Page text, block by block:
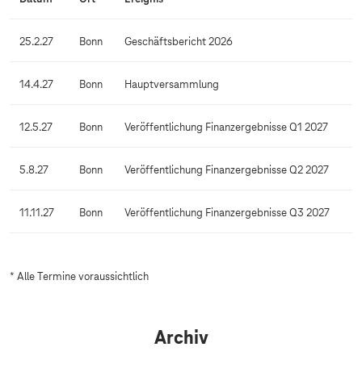
25.2.27 Bonn Geschäftsbericht 2026
14.4.27 Bonn Hauptversammlung
12.5.27 Bonn Veröffentlichung Finanzergebnisse Q1 2027
5.8.27 Bonn Veröffentlichung Finanzergebnisse Q2 2027
11.11.27 Bonn Veröffentlichung Finanzergebnisse Q3 2027
* Alle Termine voraussichtlich
Archiv